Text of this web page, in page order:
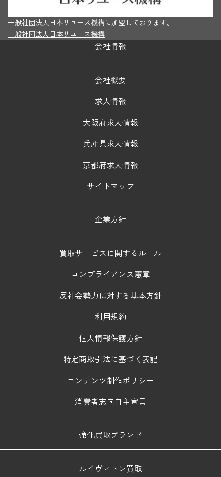
一般社団法人日本リユース機構に加盟しております。
一般社団法人日本リユース機構
会社情報
会社概要
求人情報
大阪府求人情報
兵庫県求人情報
京都府求人情報
サイトマップ
企業方針
買取サービスに関するルール
コンプライアンス憲章
反社会勢力に対する基本方針
利用規約
個人情報保護方針
特定商取引法に基づく表記
コンテンツ制作ポリシー
消費者志向自主宣言
強化買取ブランド
ルイヴィトン買取